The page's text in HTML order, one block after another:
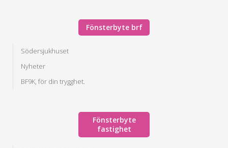
Fönsterbyte brf
Södersjukhuset
Nyheter
BF9K, för din trygghet.
Fönsterbyte
fastighet